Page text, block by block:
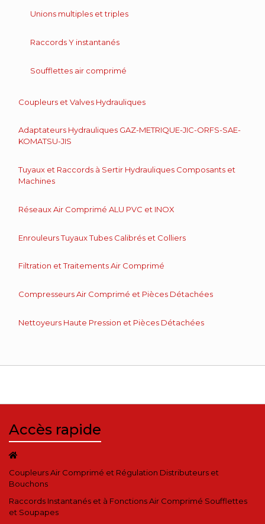
Unions multiples et triples
Raccords Y instantanés
Soufflettes air comprimé
Coupleurs et Valves Hydrauliques
Adaptateurs Hydrauliques GAZ-METRIQUE-JIC-ORFS-SAE-
KOMATSU-JIS
Tuyaux et Raccords à Sertir Hydrauliques Composants et
Machines
Réseaux Air Comprimé ALU PVC et INOX
Enrouleurs Tuyaux Tubes Calibrés et Colliers
Filtration et Traitements Air Comprimé
Compresseurs Air Comprimé et Pièces Détachées
Nettoyeurs Haute Pression et Pièces Détachées
Accès rapide
Coupleurs Air Comprimé et Régulation Distributeurs et
Bouchons
Raccords Instantanés et à Fonctions Air Comprimé Soufflettes
et Soupapes